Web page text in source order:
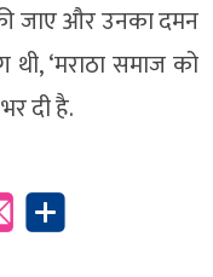
जाए और उनका दमन
‘मराठा समाज को
दी है.